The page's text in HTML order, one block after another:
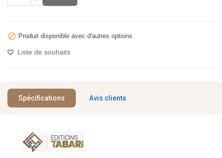
 Produit disponible avec d'autres options
Liste de souhaits
Spécifications Avis clients